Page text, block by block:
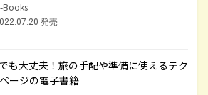
Books
発売
も大丈夫！旅の手配や準備に使えるテク
ージの電子書籍